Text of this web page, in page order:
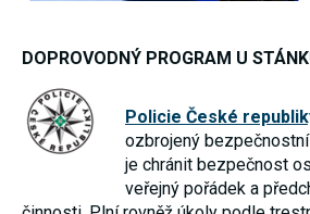
DOPROVODNÝ PROGRAM U
Policie České
ozbrojený
je chránit bezpečnost
veřejný pořádek a
našich
další